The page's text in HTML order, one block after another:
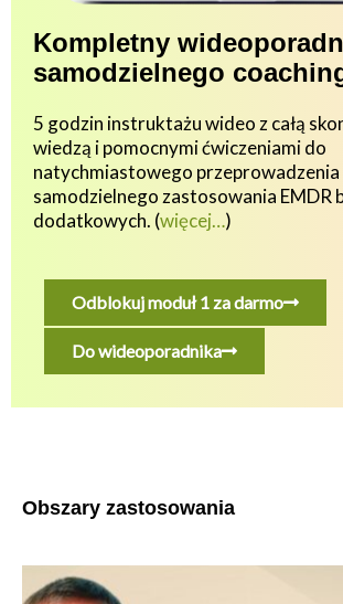
Kompletny
samodzielnego
5 godzin instruktażu wideo z całą
wiedzą i pomocnymi ćwiczeniami do
natychmiastowego przeprowadzenia
samodzielnego zastosowania EMDR
dodatkowych. (więcej…)
Odblokuj moduł 1 za darmo
Do wideoporadnika
Obszary zastosowania